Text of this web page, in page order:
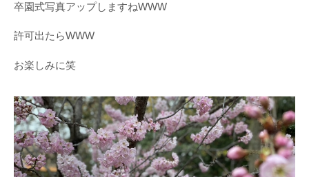
卒園式写真アップしますねWWW
許可出たらWWW
お楽しみに笑